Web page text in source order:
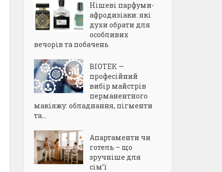
Нішеві парфуми-
афродизіаки: які
духи обрати для
особливих
вечорів та побачень
BIOTEK —
професійний
вибір майстрів
перманентного
макіяжу: обладнання, пігменти
та...
Апартаменти чи
готель – що
зручніше для
сім’ї